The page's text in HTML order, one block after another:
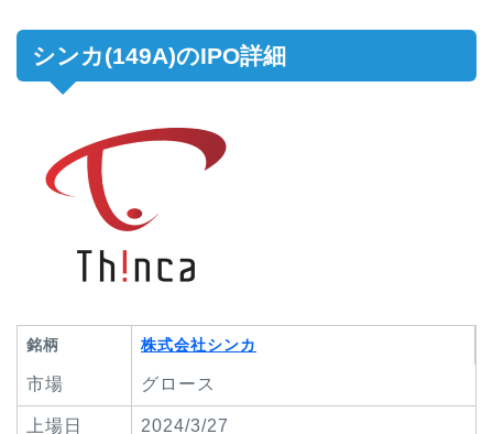
シンカ(149A)のIPO詳細
銘柄 株式会社シンカ
市場 グロース
上場日 2024/3/27